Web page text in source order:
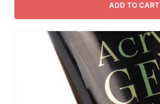
ADD TO CART